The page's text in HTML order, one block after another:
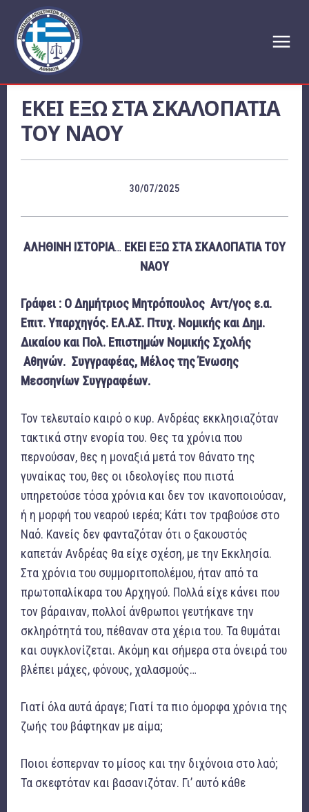
ΕΚΕΙ ΕΞΩ ΣΤΑ ΣΚΑΛΟΠΑΤΙΑ
ΤΟΥ ΝΑΟΥ
30/07/2025
ΑΛΗΘΙΝΗ ΙΣΤΟΡΙΑ… ΕΚΕΙ ΕΞΩ ΣΤΑ ΣΚΑΛΟΠΑΤΙΑ ΤΟΥ
ΝΑΟΥ
Γράφει : Ο Δημήτριος Μητρόπουλος Αντ/γος ε.α.
Επιτ. Υπαρχηγός. ΕΛ.ΑΣ. Πτυχ. Νομικής και Δημ.
Δικαίου και Πολ. Επιστημών Νομικής Σχολής
Αθηνών. Συγγραφέας, Μέλος της Ένωσης
Μεσσηνίων Συγγραφέων.
Τον τελευταίο καιρό ο κυρ. Ανδρέας εκκλησιαζόταν
τακτικά στην ενορία του. Θες τα χρόνια που
περνούσαν, θες η μοναξιά μετά τον θάνατο της
γυναίκας του, θες οι ιδεολογίες που πιστά
υπηρετούσε τόσα χρόνια και δεν τον ικανοποιούσαν,
ή η μορφή του νεαρού ιερέα; Κάτι τον τραβούσε στο
Ναό. Κανείς δεν φανταζόταν ότι ο ξακουστός
καπετάν Ανδρέας θα είχε σχέση, με την Εκκλησία.
Στα χρόνια του συμμοριτοπολέμου, ήταν από τα
πρωτοπαλίκαρα του Αρχηγού. Πολλά είχε κάνει που
τον βάραιναν, πολλοί άνθρωποι γευτήκανε την
σκληρότητά του, πέθαναν στα χέρια του. Τα θυμάται
και συγκλονίζεται. Ακόμη και σήμερα στα όνειρά του
βλέπει μάχες, φόνους, χαλασμούς…
Γιατί όλα αυτά άραγε; Γιατί τα πιο όμορφα χρόνια της
ζωής του βάφτηκαν με αίμα;
Ποιοι έσπερναν το μίσος και την διχόνοια στο λαό;
Τα σκεφτόταν και βασανιζόταν. Γι’ αυτό κάθε